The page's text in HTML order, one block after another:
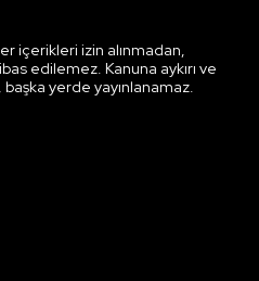
içerikleri izin alınmadan,
edilemez. Kanuna aykırı ve
yerde yayınlanamaz.